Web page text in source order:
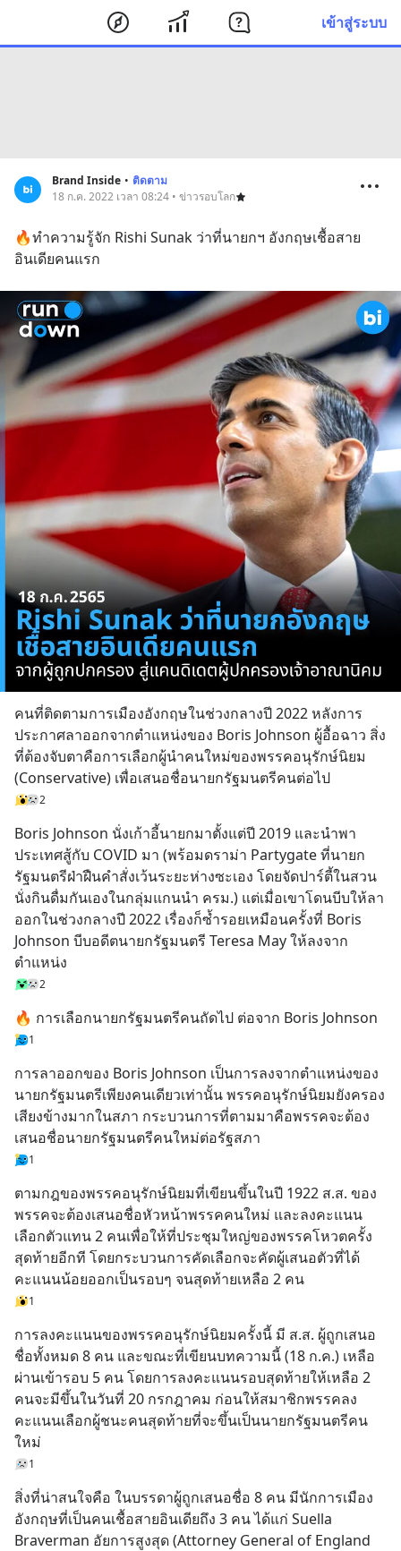
เข้าสู่ระบบ
Brand Inside • ติดตาม
18 ก.ค. 2022 เวลา 08:24 • ข่าวรอบโลก
🔥ทำความรู้จัก Rishi Sunak ว่าที่นายกฯ อังกฤษเชื้อสาย
อินเดียคนแรก
คนที่ติดตามการเมืองอังกฤษในช่วงกลางปี 2022 หลังการ
ประกาศลาออกจากตำแหน่งของ Boris Johnson ผู้อื้อฉาว สิ่ง
ที่ต้องจับตาคือการเลือกผู้นำคนใหม่ของพรรคอนุรักษ์นิยม
(Conservative) เพื่อเสนอชื่อนายกรัฐมนตรีคนต่อไป
2
Boris Johnson นั่งเก้าอี้นายกมาตั้งแต่ปี 2019 และนำพา
ประเทศสู้กับ COVID มา (พร้อมดราม่า Partygate ที่นายก
รัฐมนตรีฝ่าฝืนคำสั่งเว้นระยะห่างซะเอง โดยจัดปาร์ตี้ในสวน
นั่งกินดื่มกันเองในกลุ่มแกนนำ ครม.) แต่เมื่อเขาโดนบีบให้ลา
ออกในช่วงกลางปี 2022 เรื่องก็ซ้ำรอยเหมือนครั้งที่ Boris
Johnson บีบอดีตนายกรัฐมนตรี Teresa May ให้ลงจาก
ตำแหน่ง
2
🔥 การเลือกนายกรัฐมนตรีคนถัดไป ต่อจาก Boris Johnson
1
การลาออกของ Boris Johnson เป็นการลงจากตำแหน่งของ
นายกรัฐมนตรีเพียงคนเดียวเท่านั้น พรรคอนุรักษ์นิยมยังครอง
เสียงข้างมากในสภา กระบวนการที่ตามมาคือพรรคจะต้อง
เสนอชื่อนายกรัฐมนตรีคนใหม่ต่อรัฐสภา
1
ตามกฎของพรรคอนุรักษ์นิยมที่เขียนขึ้นในปี 1922 ส.ส. ของ
พรรคจะต้องเสนอชื่อหัวหน้าพรรคคนใหม่ และลงคะแนน
เลือกตัวแทน 2 คนเพื่อให้ที่ประชุมใหญ่ของพรรคโหวตครั้ง
สุดท้ายอีกที โดยกระบวนการคัดเลือกจะคัดผู้เสนอตัวที่ได้
คะแนนน้อยออกเป็นรอบๆ จนสุดท้ายเหลือ 2 คน
1
การลงคะแนนของพรรคอนุรักษ์นิยมครั้งนี้ มี ส.ส. ผู้ถูกเสนอ
ชื่อทั้งหมด 8 คน และขณะที่เขียนบทความนี้ (18 ก.ค.) เหลือ
ผ่านเข้ารอบ 5 คน โดยการลงคะแนนรอบสุดท้ายให้เหลือ 2
คนจะมีขึ้นในวันที่ 20 กรกฎาคม ก่อนให้สมาชิกพรรคลง
คะแนนเลือกผู้ชนะคนสุดท้ายที่จะขึ้นเป็นนายกรัฐมนตรีคน
ใหม่
1
สิ่งที่น่าสนใจคือ ในบรรดาผู้ถูกเสนอชื่อ 8 คน มีนักการเมือง
อังกฤษที่เป็นคนเชื้อสายอินเดียถึง 3 คน ได้แก่ Suella
Braverman อัยการสูงสุด (Attorney General of England